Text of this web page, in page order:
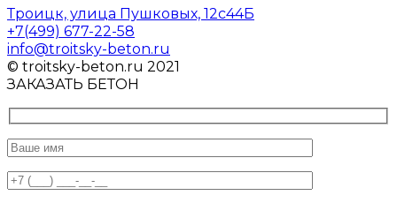
Троицк, улица Пушковых, 12с44Б
+7(499) 677-22-58
info@troitsky-beton.ru
© troitsky-beton.ru 2021
ЗАКАЗАТЬ БЕТОН